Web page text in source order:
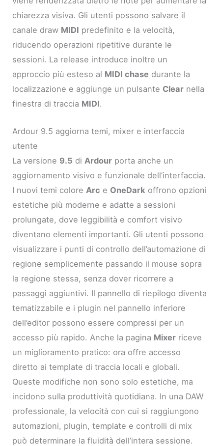
chiarezza visiva. Gli utenti possono salvare il
canale draw MIDI predefinito e la velocità,
riducendo operazioni ripetitive durante le
sessioni. La release introduce inoltre un
approccio più esteso al MIDI chase durante la
localizzazione e aggiunge un pulsante Clear nella
finestra di traccia MIDI.
Ardour 9.5 aggiorna temi, mixer e interfaccia
utente
La versione 9.5 di Ardour porta anche un
aggiornamento visivo e funzionale dell’interfaccia.
I nuovi temi colore Arc e OneDark offrono opzioni
estetiche più moderne e adatte a sessioni
prolungate, dove leggibilità e comfort visivo
diventano elementi importanti. Gli utenti possono
visualizzare i punti di controllo dell’automazione di
regione semplicemente passando il mouse sopra
la regione stessa, senza dover ricorrere a
passaggi aggiuntivi. Il pannello di riepilogo diventa
tematizzabile e i plugin nel pannello inferiore
dell’editor possono essere compressi per un
accesso più rapido. Anche la pagina Mixer riceve
un miglioramento pratico: ora offre accesso
diretto ai template di traccia locali e globali.
Queste modifiche non sono solo estetiche, ma
incidono sulla produttività quotidiana. In una DAW
professionale, la velocità con cui si raggiungono
automazioni, plugin, template e controlli di mix
può determinare la fluidità dell’intera sessione.